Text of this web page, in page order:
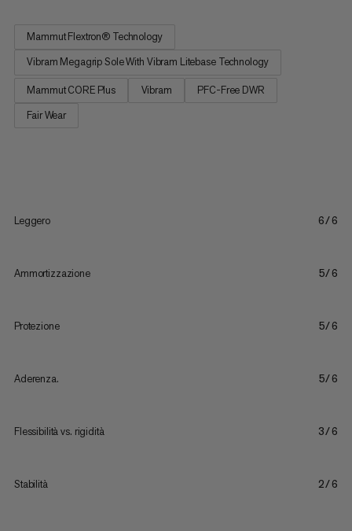
Mammut Flextron® Technology
Vibram Megagrip Sole With Vibram Litebase Technology
Mammut CORE Plus Vibram
PFC-Free DWR
Fair Wear
Leggero 6/6
Ammortizzazione 5/6
Protezione 5/6
Aderenza. 5/6
Flessibilità vs. rigidità 3/6
Stabilità 2/6